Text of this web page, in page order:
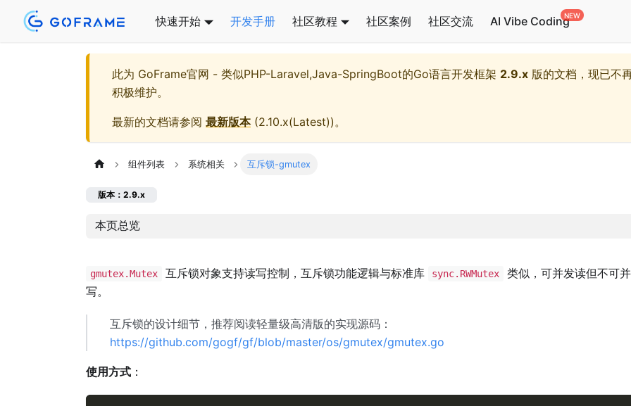
快速开始 开发手册 社区教程 社区案例 社区交流 AI Vibe Coding
此为 GoFrame官网 - 类似PHP-Laravel,Java-SpringBoot的Go语言开发框架 2.9.x 版的文档，现已不
积极维护。
最新的文档请参阅 最新版本(2.10.x(Latest))。
组件列表 系统相关 互斥锁-gmutex
版本：2.9.x
本页总览
gmutex.Mutex 互斥锁对象支持读写控制，互斥锁功能逻辑与标准库 sync.RWMutex
类似，可并发读但不可
写。
互斥锁的设计细节，推荐阅读轻量级高清版的实现源码：
https://github.com/gogf/gf/blob/master/os/gmutex/gmutex.go
使用方式 ：